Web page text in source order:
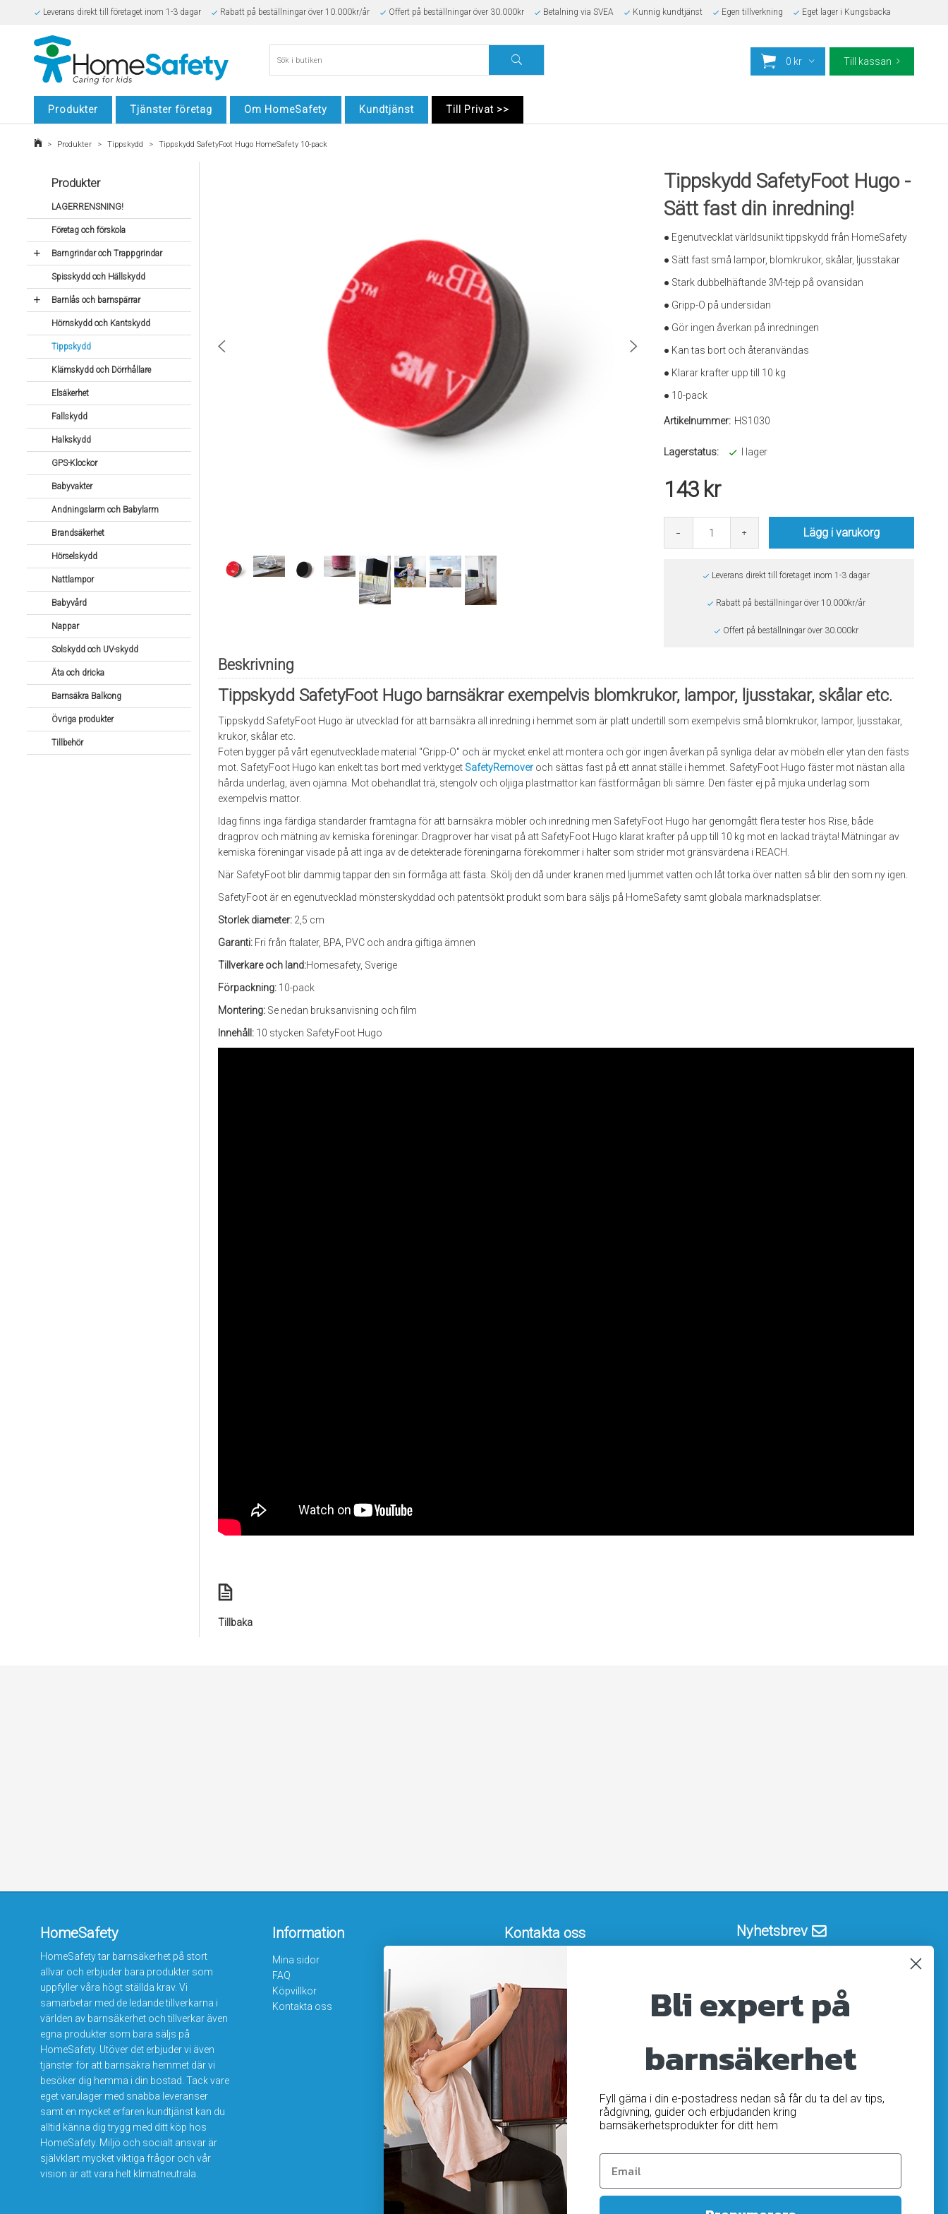
Leverans direkt till företaget inom 1-3 dagar Rabatt på beställningar över 10.000kr/år Offert på beställningar över 30.000kr Betalning via SVEA Kunnig kundtjänst Egen tillverkning Eget lager i Kungsbacka
Säker E-handel
Produkter Tjänster företag Om HomeSafety Kundtjänst Till Privat >>
Till kassan
0 kr
> Produkter > Tippskydd > Tippskydd SafetyFoot Hugo HomeSafety 10-pack
Produkter
LAGERRENSNING!
Företag och förskola
Barngrindar och Trappgrindar
Spisskydd och Hällskydd
Barnlås och barnspärrar
Hörnskydd och Kantskydd
Tippskydd
Klämskydd och Dörrhållare
Elsäkerhet
Fallskydd
Halkskydd
GPS-Klockor
Babyvakter
Andningslarm och Babylarm
Brandsäkerhet
Hörselskydd
Nattlampor
Babyvård
Nappar
Solskydd och UV-skydd
Äta och dricka
Barnsäkra Balkong
Övriga produkter
Tillbehör
Tippskydd SafetyFoot Hugo -
Sätt fast din inredning!
● Egenutvecklat världsunikt tippskydd från HomeSafety
● Sätt fast små lampor, blomkrukor, skålar, ljusstakar
● Stark dubbelhäftande 3M-tejp på ovansidan
● Gripp-O på undersidan
● Gör ingen åverkan på inredningen
● Kan tas bort och återanvändas
● Klarar krafter upp till 10 kg
● 10-pack
Artikelnummer: HS1030
Lagerstatus: I lager
143 kr
Lägg i varukorg
Leverans direkt till företaget inom 1-3 dagar
Rabatt på beställningar över 10.000kr/år
Offert på beställningar över 30.000kr
Beskrivning
Tippskydd SafetyFoot Hugo barnsäkrar exempelvis blomkrukor, lampor, ljusstakar, skålar etc.
Tippskydd SafetyFoot Hugo är utvecklad för att barnsäkra all inredning i hemmet som är platt undertill som exempelvis små blomkrukor, lampor, ljusstakar,
krukor, skålar etc.
Foten bygger på vårt egenutvecklade material "Gripp-O" och är mycket enkel att montera och gör ingen åverkan på synliga delar av möbeln eller ytan den fästs
mot. SafetyFoot Hugo kan enkelt tas bort med verktyget SafetyRemover och sättas fast på ett annat ställe i hemmet. SafetyFoot Hugo fäster mot nästan alla
hårda underlag, även ojämna. Mot obehandlat trä, stengolv och oljiga plastmattor kan fästförmågan bli sämre. Den fäster ej på mjuka underlag som
exempelvis mattor.
Idag finns inga färdiga standarder framtagna för att barnsäkra möbler och inredning men SafetyFoot Hugo har genomgått flera tester hos Rise, både
dragprov och mätning av kemiska föreningar. Dragprover har visat på att SafetyFoot Hugo klarat krafter på upp till 10 kg mot en lackad träyta! Mätningar av
kemiska föreningar visade på att inga av de detekterade föreningarna förekommer i halter som strider mot gränsvärdena i REACH.
När SafetyFoot blir dammig tappar den sin förmåga att fästa. Skölj den då under kranen med ljummet vatten och låt torka över natten så blir den som ny igen.
SafetyFoot är en egenutvecklad mönsterskyddad och patentsökt produkt som bara säljs på HomeSafety samt globala marknadsplatser.
Storlek diameter: 2,5 cm
Garanti: Fri från ftalater, BPA, PVC och andra giftiga ämnen
Tillverkare och land:Homesafety, Sverige
Förpackning: 10-pack
Montering: Se nedan bruksanvisning och film
Innehåll: 10 stycken SafetyFoot Hugo
Tillbaka
HomeSafety
HomeSafety tar barnsäkerhet på stort
allvar och erbjuder bara produkter som
uppfyller våra högt ställda krav. Vi
samarbetar med de ledande tillverkarna i
världen av barnsäkerhet och tillverkar även
egna produkter som bara säljs på
HomeSafety. Utöver det erbjuder vi även
tjänster för att barnsäkra hemmet där vi
besöker dig hemma i din bostad. Tack vare
eget varulager med snabba leveranser
samt en mycket erfaren kundtjänst kan du
alltid känna dig trygg med ditt köp hos
HomeSafety. Miljö och socialt ansvar är
självklart mycket viktiga frågor och vår
vision är att vara helt klimatneutrala.
Information
Mina sidor
FAQ
Köpvillkor
Kontakta oss
Kontakta oss
08-410 115 30
kundtjanst@homesafety.se
Följ oss
Facebook
Instagram
Nyhetsbrev
OK
Bli expert på
barnsäkerhet
Fyll gärna i din e-postadress nedan så får du ta del av tips,
rådgivning, guider och erbjudanden kring
barnsäkerhetsprodukter för ditt hem